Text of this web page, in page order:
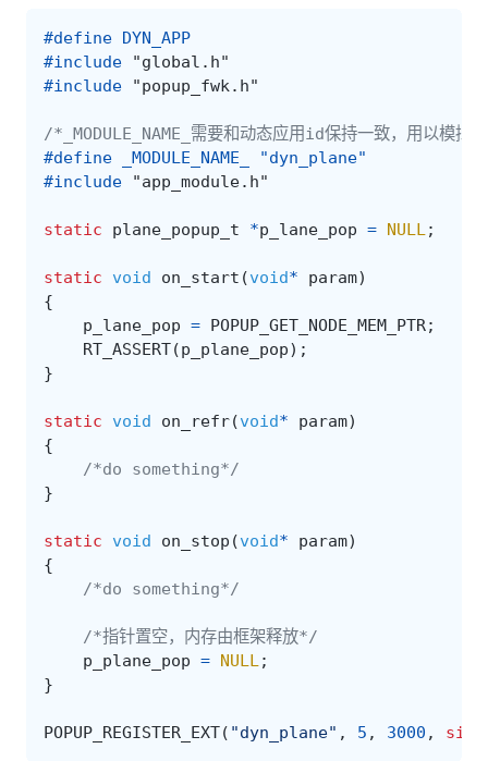
#define DYN_APP
#include
"global.h"
#include
"popup_fwk.h"
/*_MODULE_NAME_需要和动态应用id保持一致，用以模
#define _MODULE_NAME_ "dyn_plane"
#include
"app_module.h"
static plane_popup_t *p_lane_pop = NULL ;
static void on_start (void* param)
{
p_lane_pop = POPUP_GET_NODE_MEM_PTR;
RT_ASSERT(p_plane_pop);
}
static void on_refr(void* param)
{
/*do something*/
}
static void on_stop (void* param)
{
/*do something*/
/*指针置空，内存由框架释放*/
p_plane_pop = NULL ;
}
POPUP_REGISTER_EXT( "dyn_plane" , 5 , 3000 ,